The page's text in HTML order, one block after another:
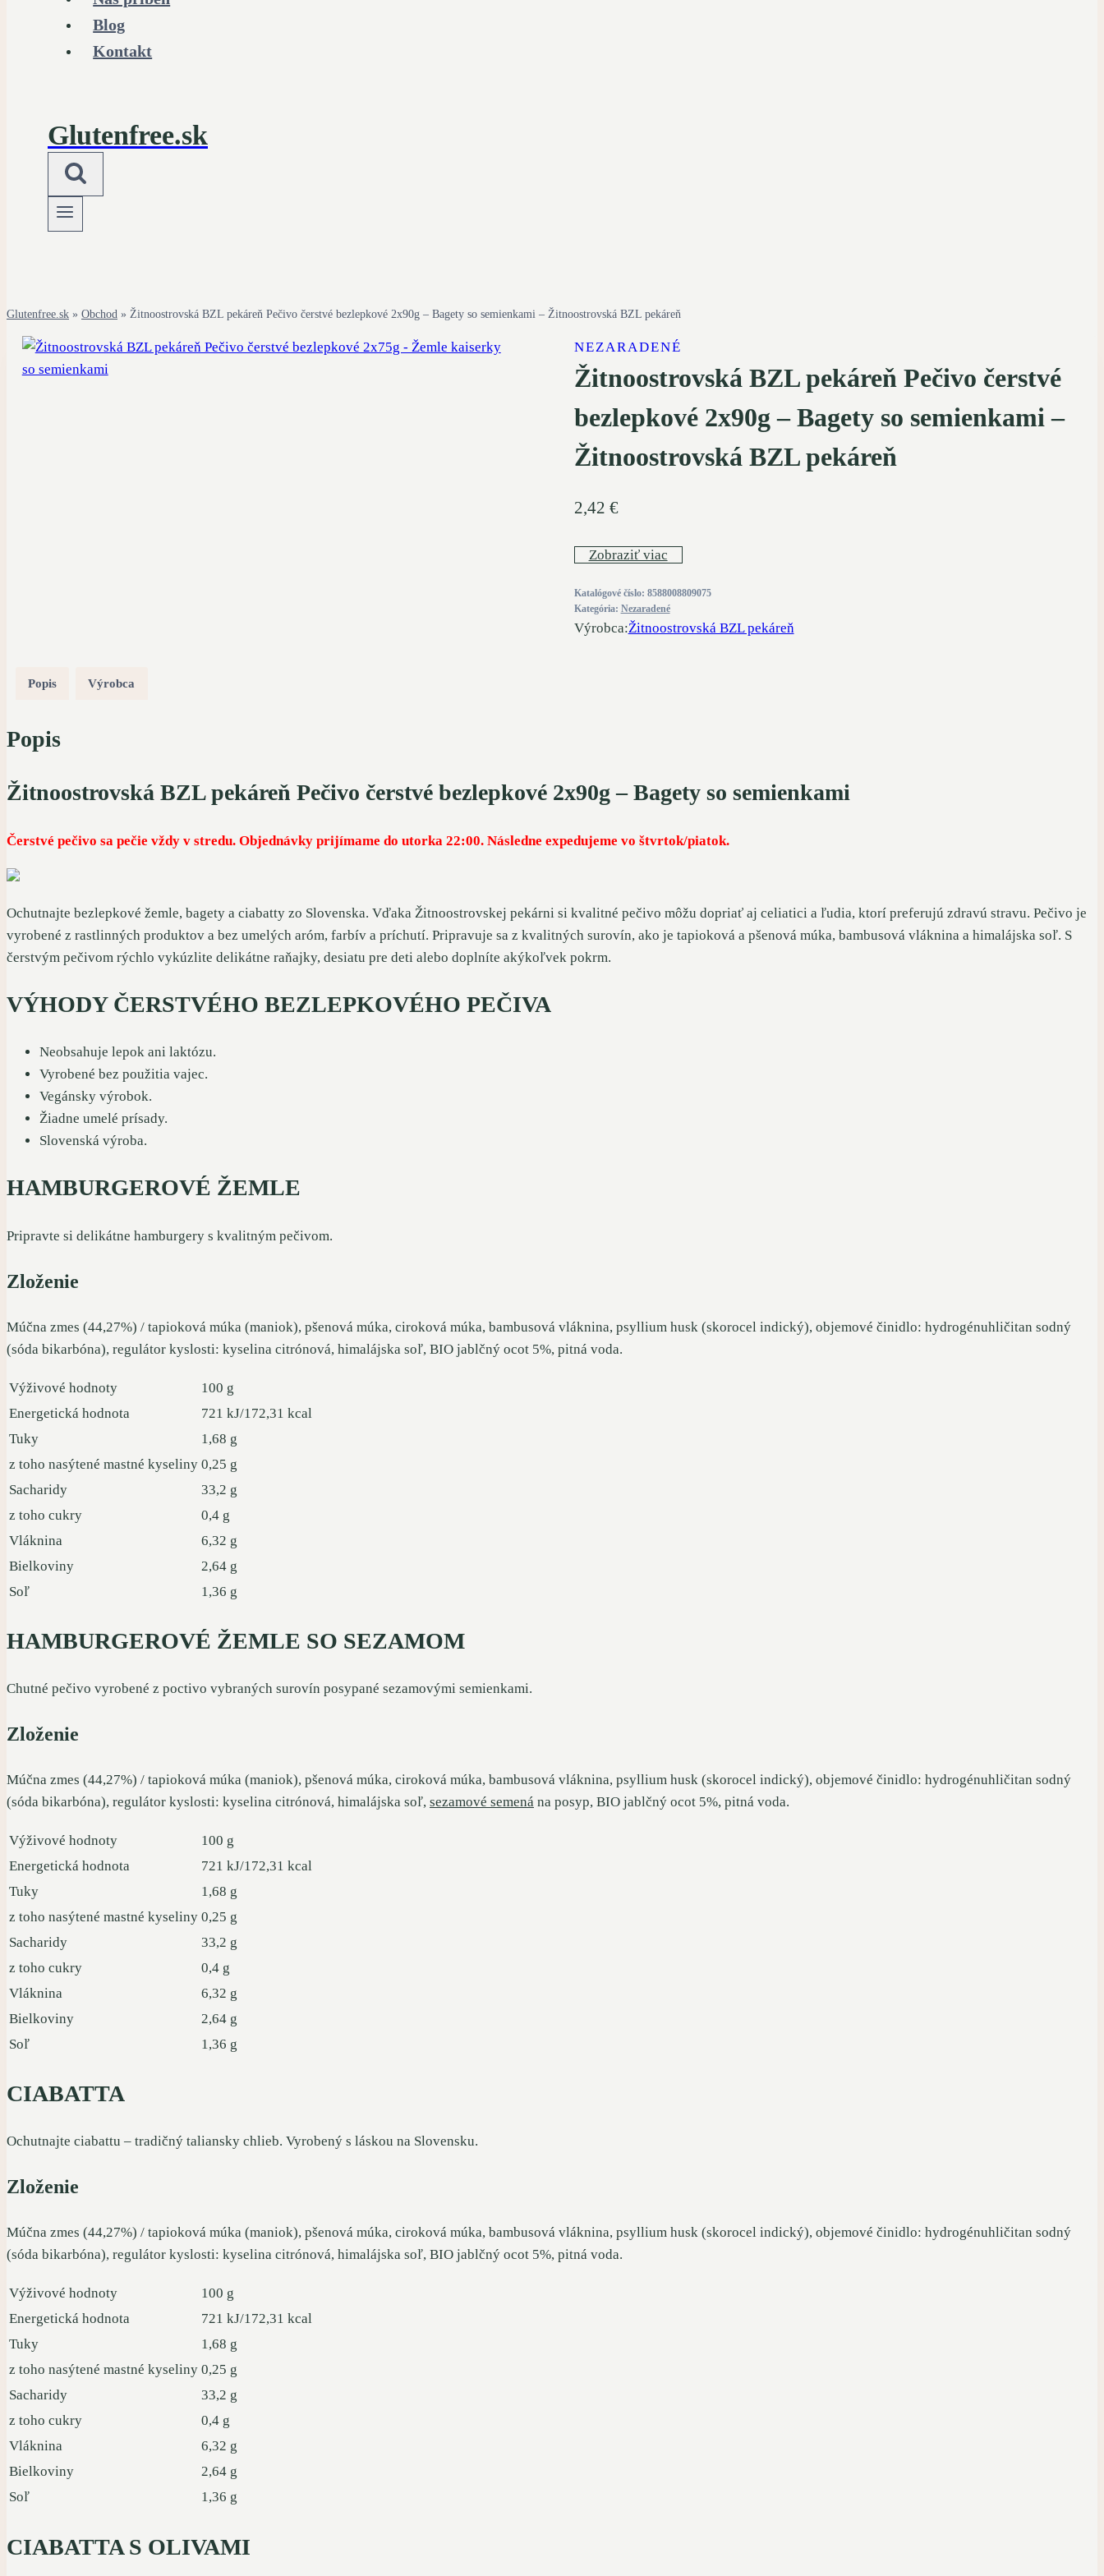
Blog
Kontakt
Glutenfree.sk
Glutenfree.sk » Obchod » Žitnoostrovská BZL pekáreň Pečivo čerstvé bezlepkové 2x90g – Bagety so semienkami – Žitnoostrovská BZL pekáreň
NEZARADENÉ
Žitnoostrovská BZL pekáreň Pečivo čerstvé
bezlepkové 2x90g – Bagety so semienkami –
Žitnoostrovská BZL pekáreň
2,42 €
Zobraziť viac
Katalógové číslo: 8588008809075
Kategória: Nezaradené
Výrobca:Žitnoostrovská BZL pekáreň
Popis Výrobca
Popis
Žitnoostrovská BZL pekáreň Pečivo čerstvé bezlepkové 2x90g – Bagety so semienkami
Čerstvé pečivo sa pečie vždy v stredu. Objednávky prijímame do utorka 22:00. Následne expedujeme vo štvrtok/piatok.
Ochutnajte bezlepkové žemle, bagety a ciabatty zo Slovenska. Vďaka Žitnoostrovskej pekárni si kvalitné pečivo môžu dopriať aj celiatici a ľudia, ktorí preferujú zdravú stravu. Pečivo je
vyrobené z rastlinných produktov a bez umelých aróm, farbív a príchutí. Pripravuje sa z kvalitných surovín, ako je tapioková a pšenová múka, bambusová vláknina a himalájska soľ. S
čerstvým pečivom rýchlo vykúzlite delikátne raňajky, desiatu pre deti alebo doplníte akýkoľvek pokrm.
VÝHODY ČERSTVÉHO BEZLEPKOVÉHO PEČIVA
Neobsahuje lepok ani laktózu.
Vyrobené bez použitia vajec.
Vegánsky výrobok.
Žiadne umelé prísady.
Slovenská výroba.
HAMBURGEROVÉ ŽEMLE
Pripravte si delikátne hamburgery s kvalitným pečivom.
Zloženie
Múčna zmes (44,27%) / tapioková múka (maniok), pšenová múka, ciroková múka, bambusová vláknina, psyllium husk (skorocel indický), objemové činidlo: hydrogénuhličitan sodný
(sóda bikarbóna), regulátor kyslosti: kyselina citrónová, himalájska soľ, BIO jablčný ocot 5%, pitná voda.
Výživové hodnoty
100 g
Energetická hodnota
721 kJ/172,31 kcal
Tuky
1,68 g
z toho nasýtené mastné kyseliny 0,25 g
Sacharidy
33,2 g
z toho cukry
0,4 g
Vláknina
6,32 g
Bielkoviny
2,64 g
Soľ
1,36 g
HAMBURGEROVÉ ŽEMLE SO SEZAMOM
Chutné pečivo vyrobené z poctivo vybraných surovín posypané sezamovými semienkami.
Zloženie
Múčna zmes (44,27%) / tapioková múka (maniok), pšenová múka, ciroková múka, bambusová vláknina, psyllium husk (skorocel indický), objemové činidlo: hydrogénuhličitan sodný
(sóda bikarbóna), regulátor kyslosti: kyselina citrónová, himalájska soľ, sezamové semená na posyp, BIO jablčný ocot 5%, pitná voda.
Výživové hodnoty
100 g
Energetická hodnota
721 kJ/172,31 kcal
Tuky
1,68 g
z toho nasýtené mastné kyseliny 0,25 g
Sacharidy
33,2 g
z toho cukry
0,4 g
Vláknina
6,32 g
Bielkoviny
2,64 g
Soľ
1,36 g
CIABATTA
Ochutnajte ciabattu – tradičný taliansky chlieb. Vyrobený s láskou na Slovensku.
Zloženie
Múčna zmes (44,27%) / tapioková múka (maniok), pšenová múka, ciroková múka, bambusová vláknina, psyllium husk (skorocel indický), objemové činidlo: hydrogénuhličitan sodný
(sóda bikarbóna), regulátor kyslosti: kyselina citrónová, himalájska soľ, BIO jablčný ocot 5%, pitná voda.
Výživové hodnoty
100 g
Energetická hodnota
721 kJ/172,31 kcal
Tuky
1,68 g
z toho nasýtené mastné kyseliny 0,25 g
Sacharidy
33,2 g
z toho cukry
0,4 g
Vláknina
6,32 g
Bielkoviny
2,64 g
Soľ
1,36 g
CIABATTA S OLIVAMI